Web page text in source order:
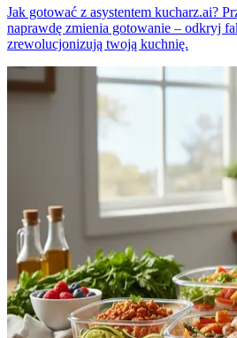
Jak gotować z asystentem kucharz.ai?
naprawdę zmienia gotowanie – odkryj
zrewolucjonizują twoją kuchnię.